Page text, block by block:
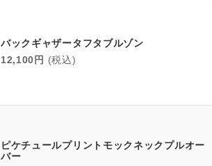
バックギャザータフタブルゾン
12,100円 (税込)
ピケチュールプリントモックネックプルオー
バー